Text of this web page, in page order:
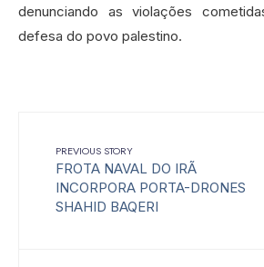
denunciando as violações
defesa do povo palestino.
PREVIOUS STORY
FROTA NAVAL DO IRÃ
INCORPORA PORTA-DRONES
SHAHID BAQERI